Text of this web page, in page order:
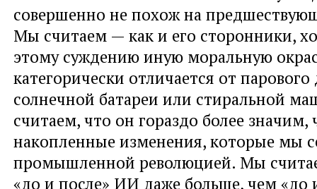
совершенно не похож на
Мы считаем — как и его сторонники,
этому суждению иную моральную
категорически отличается от парового
солнечной батареи или стиральной
считаем, что он гораздо более значим,
накопленные изменения, которые мы
промышленной революцией. Мы
«до и после» ИИ даже больше, чем «до